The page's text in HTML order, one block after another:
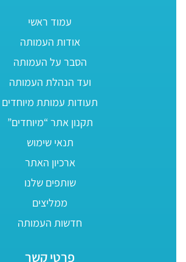
עמוד ראשי
אודות העמותה
הסבר על העמותה
ועד הנהלת העמותה
תעודות עמותת מיוחדים
תקנון אתר “מיוחדים”
תנאי שימוש
ארכיון האתר
שותפים שלנו
ממליצים
חדשות העמותה
פרטי קשר